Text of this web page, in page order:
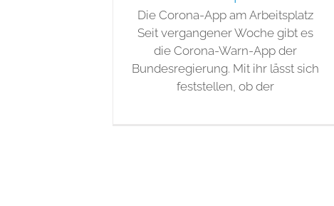
Die Corona-App am Arbeitsplatz
Seit vergangener Woche gibt es
die Corona-Warn-App der
Bundesregierung. Mit ihr lässt sich
feststellen, ob der